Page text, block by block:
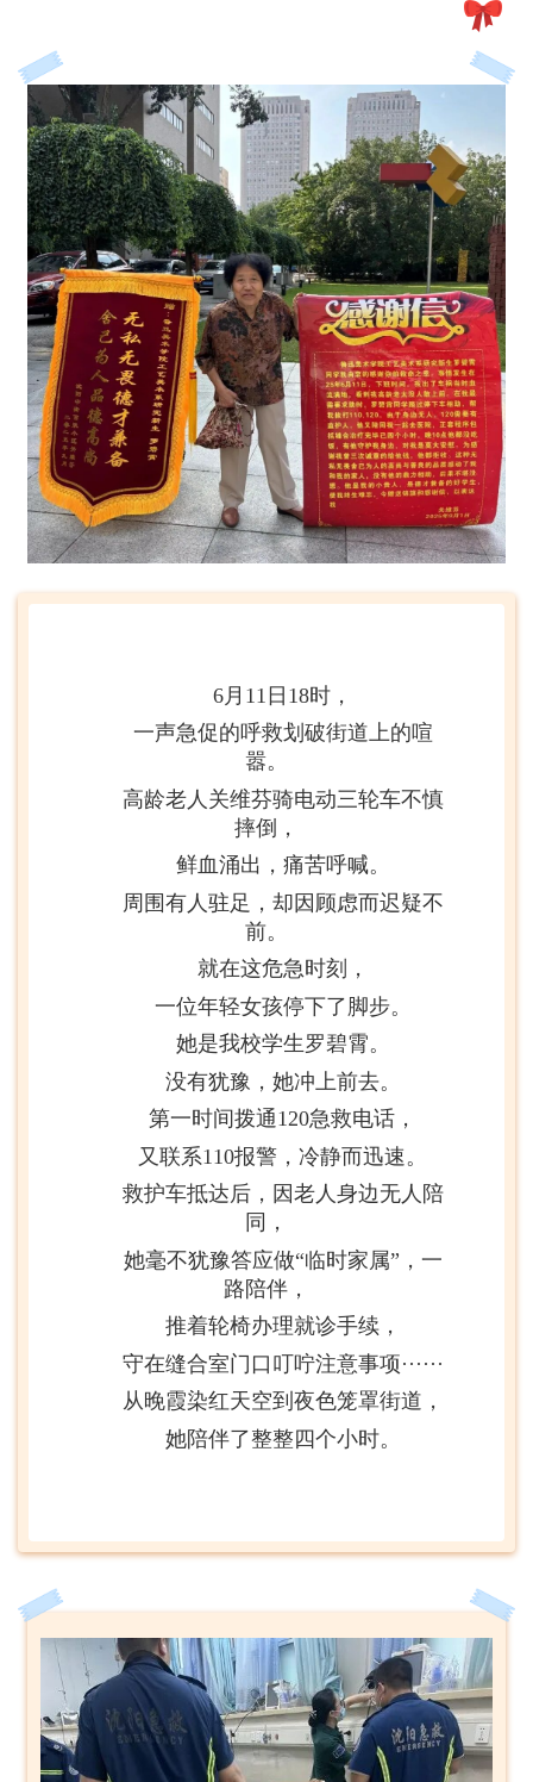
6月11日18时，
一声急促的呼救划破街道上的喧
嚣。
高龄老人关维芬骑电动三轮车不慎
摔倒，
鲜血涌出，痛苦呼喊。
周围有人驻足， 却因顾虑而迟疑不
前。
就在这危急时刻，
一位年轻女孩停下了脚步。
她是我校学生罗碧霄。
没有犹豫，她冲上前去。
第一时间拨通120急救电话，
又联系110报警，冷静而迅速。
救护车抵达后，因老人身边无人陪
同，
她毫不犹豫答应做“临时家属”，一
路陪伴，
推着轮椅办理就诊手续，
守在缝合室门口叮咛注意事项······
从晚霞染红天空到夜色笼罩街道，
她陪伴了整整四个小时。